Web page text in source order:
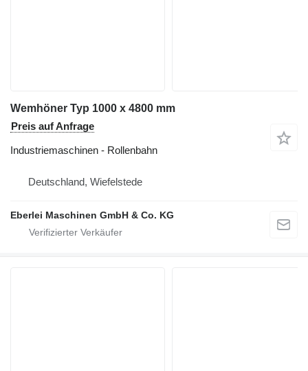
Wemhöner Typ 1000 x 4800 mm
Preis auf Anfrage
Industriemaschinen - Rollenbahn
Deutschland, Wiefelstede
Eberlei Maschinen GmbH & Co. KG